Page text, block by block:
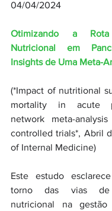
04/04/2024
Otimizando a
Nutricional em
Insights de Uma Meta-
(*Impact of nutritional
mortality in acute
network meta-
controlled trials*, Abril
of Internal Medicine)
Este estudo
torno das vias de
nutricional na